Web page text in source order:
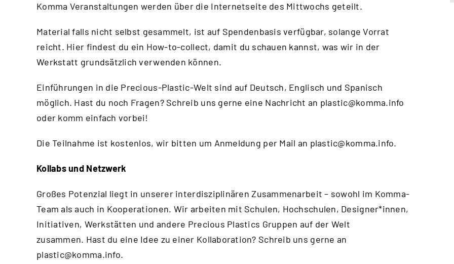
Komma Veranstaltungen werden über die Internetseite des Mittwochs geteilt.
Material falls nicht selbst gesammelt, ist auf Spendenbasis verfügbar, solange Vorrat
reicht. Hier findest du ein How-to-collect, damit du schauen kannst, was wir in der
Werkstatt grundsätzlich verwenden können.
Einführungen in die Precious-Plastic-Welt sind auf Deutsch, Englisch und Spanisch
möglich. Hast du noch Fragen? Schreib uns gerne eine Nachricht an plastic@komma.info
oder komm einfach vorbei!
Die Teilnahme ist kostenlos, wir bitten um Anmeldung per Mail an plastic@komma.info.
Kollabs und Netzwerk
Großes Potenzial liegt in unserer interdisziplinären Zusammenarbeit – sowohl im Komma-
Team als auch in Kooperationen. Wir arbeiten mit Schulen, Hochschulen, Designer*innen,
Initiativen, Werkstätten und andere Precious Plastics Gruppen auf der Welt
zusammen. Hast du eine Idee zu einer Kollaboration? Schreib uns gerne an
plastic@komma.info.